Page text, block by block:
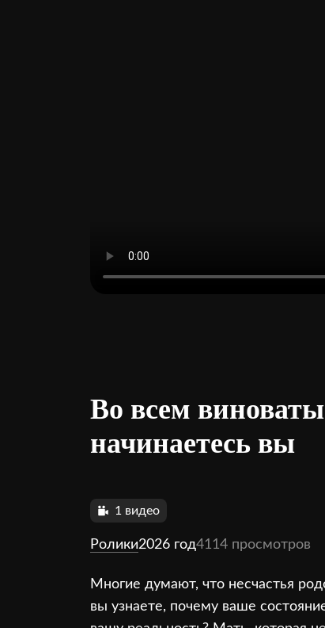
Во всем
начинаетесь вы
1 видео
Ролики2026 год4114 просмотров
Многие думают, что несчастья
вы узнаете, почему ваше